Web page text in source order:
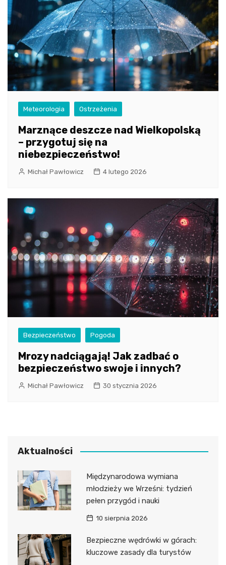
Meteorologia Ostrzeżenia
Marznące deszcze nad Wielkopolską
– przygotuj się na
niebezpieczeństwo!
Michał Pawłowicz 4 lutego 2026
Bezpieczeństwo Pogoda
Mrozy nadciągają! Jak zadbać o
bezpieczeństwo swoje i innych?
Michał Pawłowicz 30 stycznia 2026
Aktualności
Międzynarodowa wymiana
młodzieży we Wrześni: tydzień
pełen przygód i nauki
10 sierpnia 2026
Bezpieczne wędrówki w górach:
kluczowe zasady dla turystów